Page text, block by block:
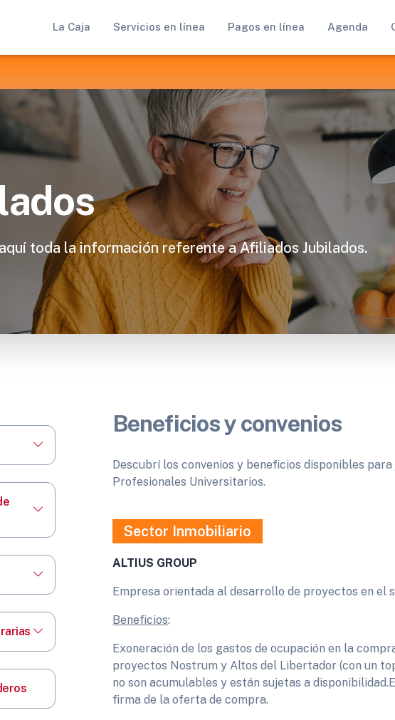
La Caja Servicios en línea Pagos en línea Agenda
toda la información referente a Afiliados Jubilados.
Beneficios y convenios
Descubrí los convenios y beneficios disponibles
Profesionales Universitarios.
Sector Inmobiliario
ALTIUS GROUP
Empresa orientada al desarrollo de proyectos en el
Beneficios:
Exoneración de los gastos de ocupación en la
proyectos Nostrum y Altos del Libertador (con un
no son acumulables y están sujetas a
firma de la oferta de compra.